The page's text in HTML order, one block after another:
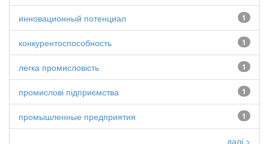
1
инновационный потенциал
1
конкурентоспособность
1
легка промисловість
1
промислові підприємства
1
промышленные предприятия
далі >